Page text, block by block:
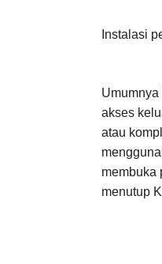
Instalasi
akses
atau
membuka
menutup